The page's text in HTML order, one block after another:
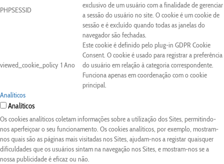
PHPSESSID
exclusivo de um usuário com a finalidade de gerenciar
a sessão do usuário no site. O cookie é um cookie de
sessão e é excluído quando todas as janelas do
navegador são fechadas.
viewed_cookie_policy 1 Ano
Este cookie é definido pelo plug-in GDPR Cookie
Consent. O cookie é usado para registrar a preferência
do usuário em relação à categoria correspondente.
Funciona apenas em coordenação com o cookie
principal.
Analíticos
Analíticos
Os cookies analíticos coletam informações sobre a utilização dos Sites, permitindo-
nos aperfeiçoar o seu funcionamento. Os cookies analíticos, por exemplo, mostram-
nos quais são as páginas mais visitadas nos Sites, ajudam-nos a registar quaisquer
dificuldades que os usuários sintam na navegação nos Sites, e mostram-nos se a
nossa publicidade é eficaz ou não.